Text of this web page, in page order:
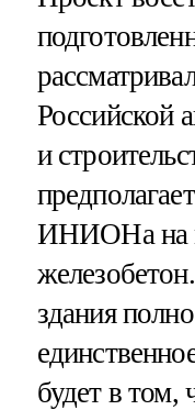
Российской
и
ИНИОНа на
здания
будет в том,